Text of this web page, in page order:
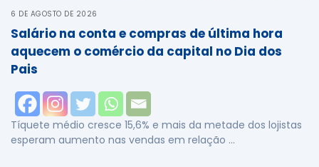
6 DE AGOSTO DE 2026
Salário na conta e compras de última hora
aquecem o comércio da capital no Dia dos
Pais
Tíquete médio cresce 15,6% e mais da metade dos lojistas
esperam aumento nas vendas em relação …